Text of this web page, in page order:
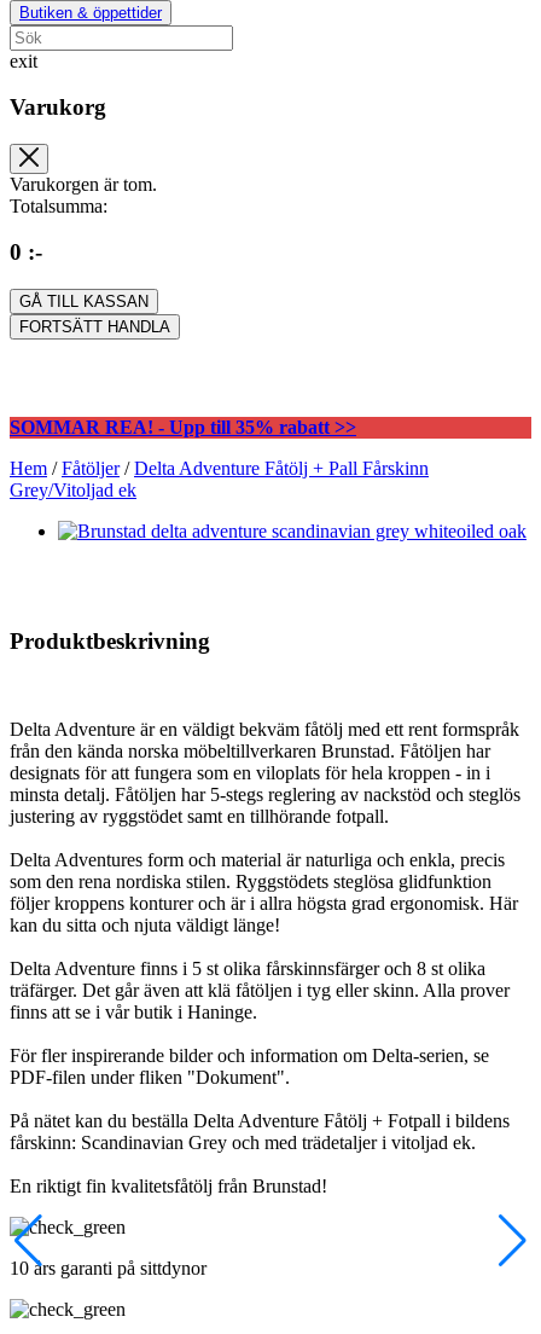
Butiken & öppettider
exit
Varukorg
Varukorgen är tom.
Totalsumma:
0 :-
GÅ TILL KASSAN
FORTSÄTT HANDLA
SOMMAR REA! - Upp till 35% rabatt >>
Hem / Fåtöljer / Delta Adventure Fåtölj + Pall Fårskinn
Grey/Vitoljad ek
Produktbeskrivning
Delta Adventure är en väldigt bekväm fåtölj med ett rent formspråk
från den kända norska möbeltillverkaren Brunstad. Fåtöljen har
designats för att fungera som en viloplats för hela kroppen - in i
minsta detalj. Fåtöljen har 5-stegs reglering av nackstöd och steglös
justering av ryggstödet samt en tillhörande fotpall.
Delta Adventures form och material är naturliga och enkla, precis
som den rena nordiska stilen. Ryggstödets steglösa glidfunktion
följer kroppens konturer och är i allra högsta grad ergonomisk. Här
kan du sitta och njuta väldigt länge!
Delta Adventure finns i 5 st olika fårskinnsfärger och 8 st olika
träfärger. Det går även att klä fåtöljen i tyg eller skinn. Alla prover
finns att se i vår butik i Haninge.
För fler inspirerande bilder och information om Delta-serien, se
PDF-filen under fliken "Dokument".
På nätet kan du beställa Delta Adventure Fåtölj + Fotpall i bildens
fårskinn: Scandinavian Grey och med trädetaljer i vitoljad ek.
En riktigt fin kvalitetsfåtölj från Brunstad!
10 års garanti på sittdynor